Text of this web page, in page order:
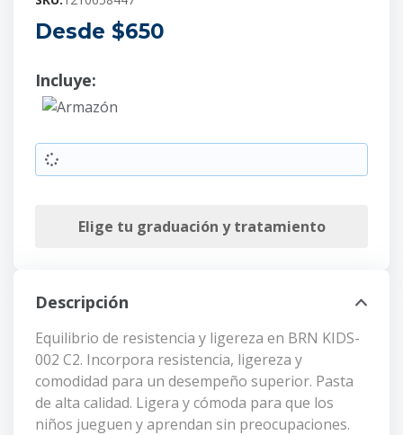
Desde $650
Incluye:
Armazón
Elige tu graduación y tratamiento
Descripción
Equilibrio de resistencia y ligereza en BRN KIDS-
002 C2. Incorpora resistencia, ligereza y
comodidad para un desempeño superior. Pasta
de alta calidad. Ligera y cómoda para que los
niños jueguen y aprendan sin preocupaciones.